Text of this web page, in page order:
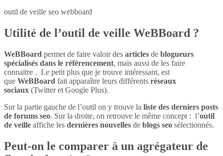
outil de veille seo webboard
Utilité de l’outil de veille WeBBoard ?
WeBBoard permet de faire valoir des articles de blogueurs
spécialisés dans le référencement, mais aussi de les faire
connaitre . Le petit plus que je trouve intéressant, est
que WeBBoard fait apparaître leurs différents réseaux
sociaux (Twitter et Google Plus).
Sur la partie gauche de l’outil on y trouve la liste des derniers posts
de forums seo. Sur la droite, on retrouve le même concept : l’outil
de veille affiche les dernières nouvelles de blogs seo sélectionnés.
Peut-on le comparer à un agrégateur de